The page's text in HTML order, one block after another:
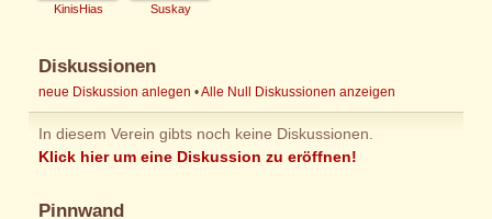
KinisHias Suskay
Diskussionen
neue Diskussion anlegen •Alle Null Diskussionen anzeigen
In diesem Verein gibts noch keine Diskussionen.
Klick hier um eine Diskussion zu eröffnen!
Pinnwand